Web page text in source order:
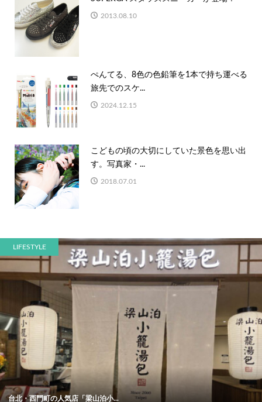
2013.08.10
ぺんてる、8色の色鉛筆を1本で持ち運べる
旅先でのスケ...
2024.12.15
こどもの頃の大切にしていた景色を思い出
す。写真家・...
2018.07.01
LIFESTYLE
台北・西門町の人気店「梁山泊小...